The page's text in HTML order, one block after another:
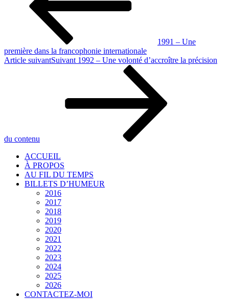
1991 – Une
première dans la francophonie internationale
Article suivantSuivant 1992 – Une volonté d’accroître la précision
du contenu
ACCUEIL
À PROPOS
AU FIL DU TEMPS
BILLETS D’HUMEUR
2016
2017
2018
2019
2020
2021
2022
2023
2024
2025
2026
CONTACTEZ-MOI